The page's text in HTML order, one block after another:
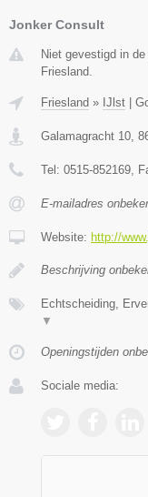
Jonker Consult
Niet gevestigd in
Friesland.
Friesland » IJlst
Galamagracht 10
Tel: 0515-852169 ,
E-mailadres
Website: http://
Beschrijving
Echtscheiding,
▼
Openingstijden
Sociale media: